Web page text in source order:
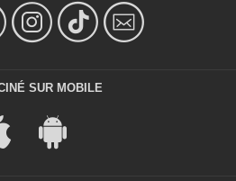
SUR MOBILE